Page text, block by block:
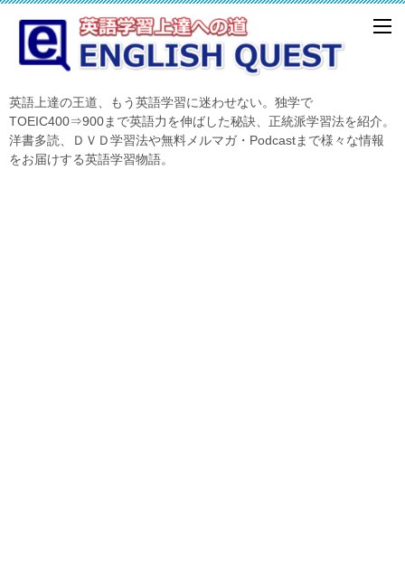
英語上達の王道、もう英語学習に迷わせない。独学で
TOEIC400⇒900まで英語力を伸ばした秘訣、正統派学習法を紹介。
洋書多読、ＤＶＤ学習法や無料メルマガ・Podcastまで様々な情報
をお届けする英語学習物語。